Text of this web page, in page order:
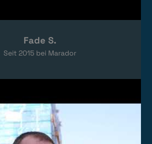
wird von YouTube eingebettet.
Datenschutzerklärungen
Fade S.
Seit 2015bei Marador